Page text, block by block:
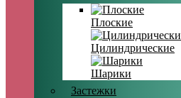
Плоские
Цилиндрические
Шарики
Застежки